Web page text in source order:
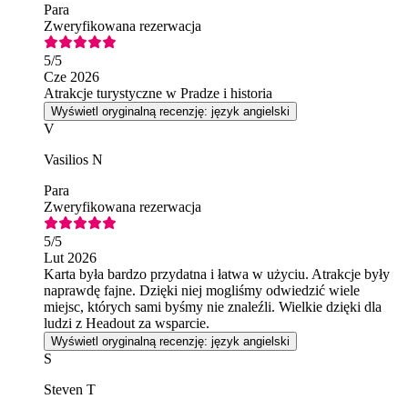
Para
Zweryfikowana rezerwacja
5/5
Cze 2026
Atrakcje turystyczne w Pradze i historia
Wyświetl oryginalną recenzję: język angielski
V
Vasilios N
Para
Zweryfikowana rezerwacja
5/5
Lut 2026
Karta była bardzo przydatna i łatwa w użyciu. Atrakcje były
naprawdę fajne. Dzięki niej mogliśmy odwiedzić wiele
miejsc, których sami byśmy nie znaleźli. Wielkie dzięki dla
ludzi z Headout za wsparcie.
Wyświetl oryginalną recenzję: język angielski
S
Steven T